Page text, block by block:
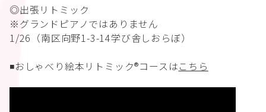
◎出張リトミック
※グランドピアノではありません
1/26（南区向野1-3-14学び舎しおらぼ）
◾️おしゃべり絵本リトミック®︎コースはこちら